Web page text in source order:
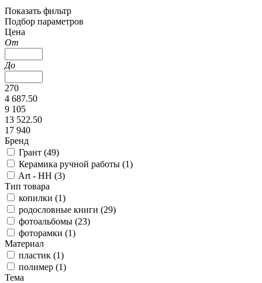
Показать фильтр
Подбор параметров
Цена
От
До
270
4 687.50
9 105
13 522.50
17 940
Бренд
Грант (49)
Керамика ручной работы (1)
Art - HH (3)
Тип товара
копилки (1)
родословные книги (29)
фотоальбомы (23)
фоторамки (1)
Материал
пластик (1)
полимер (1)
Тема